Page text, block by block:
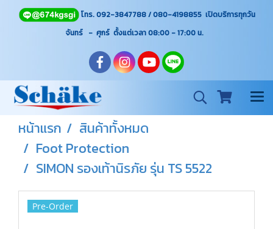
โทร. 092-3847788 / 080-4198855 เปิดบริการทุกวัน
จันทร์ - ศุกร์ ตั้งแต่เวลา 08:00 - 17:00น.
หน้าแรก
สินค้าทั้งหมด
Foot Protection
SIMON รองเท้านิรภัย รุ่น TS 5522
Pre-Order